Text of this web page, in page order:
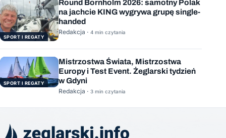
SPORT I REGATY
Round Bornholm 2026: samotny Polak
na jachcie KING wygrywa grupę single-
handed
Redakcja · 4 min czytania
SPORT I REGATY
Mistrzostwa Świata, Mistrzostwa
Europy i Test Event. Żeglarski tydzień
w Gdyni
Redakcja · 3 min czytania